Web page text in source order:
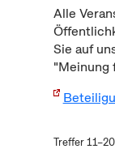
Alle
Sie auf
"Meinung
Treffer